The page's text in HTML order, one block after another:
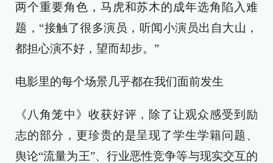
两个重要角色，马虎和苏木的成年选角陷入难
题，“接触了很多演员，听闻小演员出自大山，
都担心演不好，望而却步。”
电影里的每个场景几乎都在我们面前发生
《八角笼中》收获好评，除了让观众感受到励
志的部分，更珍贵的是呈现了学生学籍问题、
舆论“流量为王”、行业恶性竞争等与现实交互的